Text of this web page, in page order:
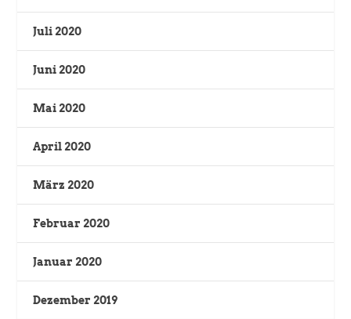
Juli 2020
Juni 2020
Mai 2020
April 2020
März 2020
Februar 2020
Januar 2020
Dezember 2019